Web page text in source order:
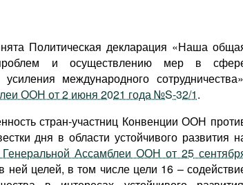
Политическая декларация «Наша
и осуществлению мер в
международного
ООН от 2 июня 2021 года №S-32/1.
стран-участниц Конвенции ООН
дня в области устойчивого развития
Ассамблеи ООН от 25
целей, в том числе цели 16 –